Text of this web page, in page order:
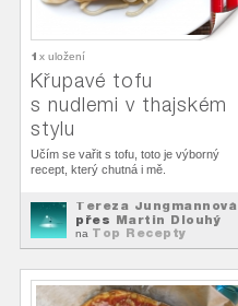
1 x uložení
Křupavé tofu
s nudlemi v thajském
stylu
Učím se vařit s tofu, toto je výborný
recept, který chutná i mě.
Tereza Jungmannová
přes Martin Dlouhý
na Top Recepty